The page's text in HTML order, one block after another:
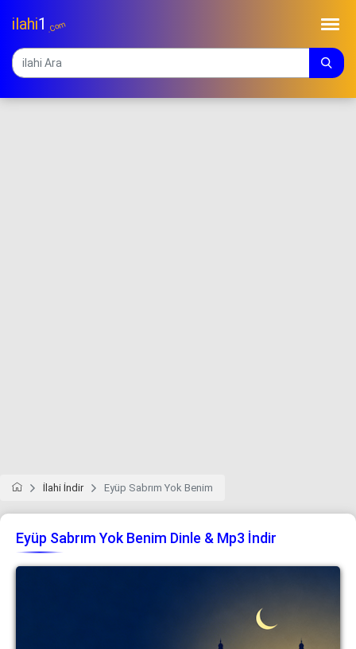
ilahi1 .Com
İlahi İndir Eyüp Sabrım Yok Benim
Eyüp Sabrım Yok Benim Dinle & Mp3 İndir